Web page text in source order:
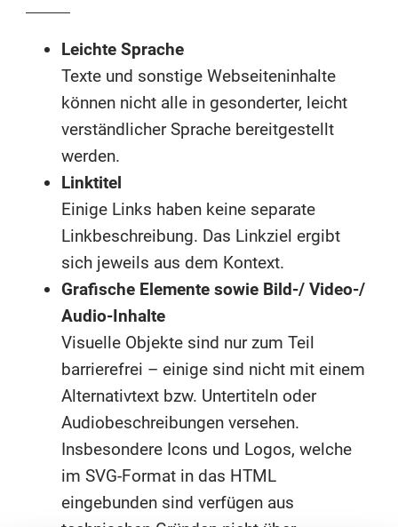
Leichte Sprache
Texte und sonstige Webseiteninhalte
können nicht alle in gesonderter, leicht
verständlicher Sprache bereitgestellt
werden.
Linktitel
Einige Links haben keine separate
Linkbeschreibung. Das Linkziel ergibt
sich jeweils aus dem Kontext.
Grafische Elemente sowie Bild-/ Video-/
Audio-Inhalte
Visuelle Objekte sind nur zum Teil
barrierefrei – einige sind nicht mit einem
Alternativtext bzw. Untertiteln oder
Audiobeschreibungen versehen.
Insbesondere Icons und Logos, welche
im SVG-Format in das HTML
eingebunden sind verfügen aus